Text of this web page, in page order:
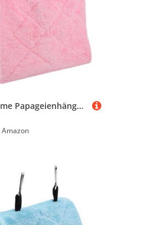
Fdit Bequeme Papageienhängematte, Vogelhängekäfig mit Hakendesign, Winter Warmes Bett für Vögel, Haustierspielzeug (M)
Amazon